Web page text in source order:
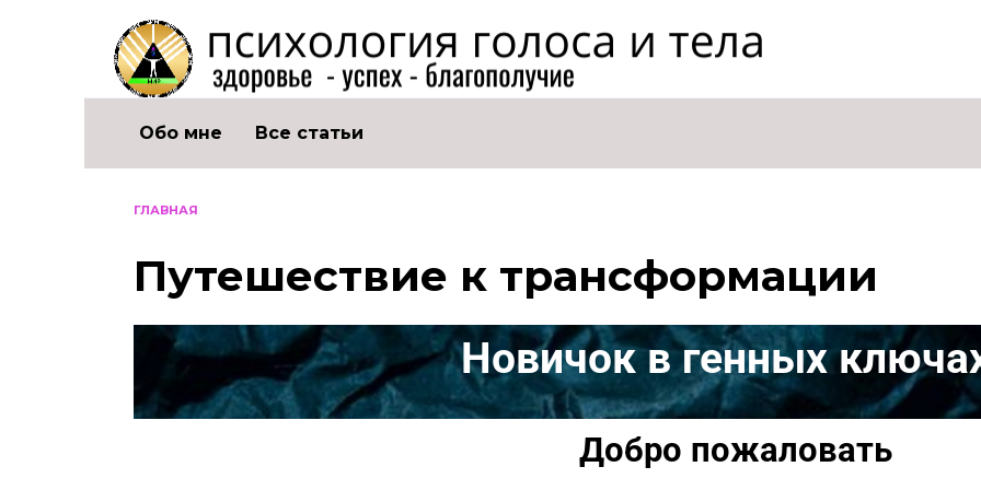
Обо мне Все статьи
ГЛАВНАЯ
Путешествие к трансформации
Новичок в генных
Добро пожаловать